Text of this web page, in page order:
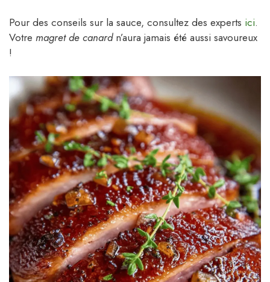
Pour des conseils sur la sauce, consultez des experts ici.
Votre magret de canardn’aura jamais été aussi savoureux
!